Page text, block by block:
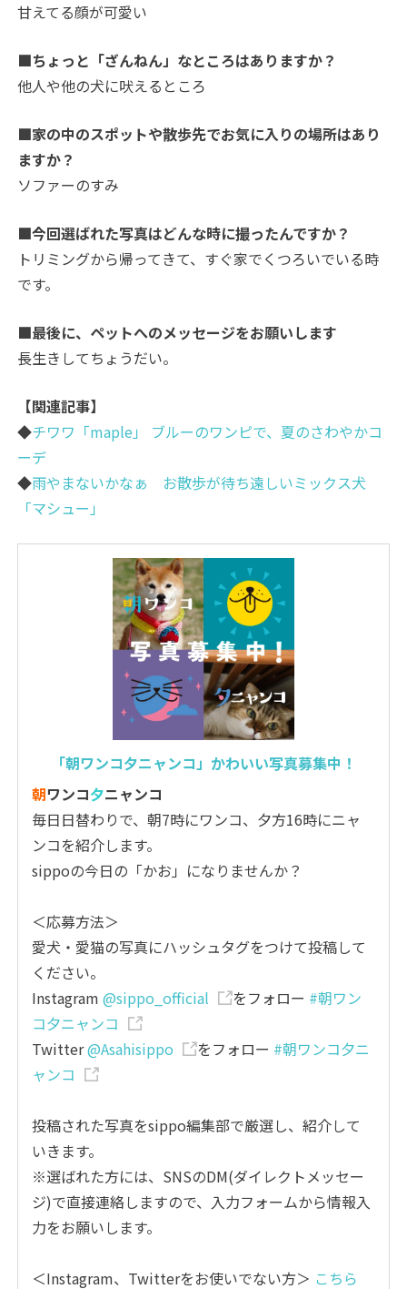
甘えてる顔が可愛い
■ちょっと「ざんねん」なところはありますか？
他人や他の犬に吠えるところ
■家の中のスポットや散歩先でお気に入りの場所はあり
ますか？
ソファーのすみ
■今回選ばれた写真はどんな時に撮ったんですか？
トリミングから帰ってきて、すぐ家でくつろいでいる時
です。
■最後に、ペットへのメッセージをお願いします
長生きしてちょうだい。
【関連記事】
◆チワワ「maple」 ブルーのワンピで、夏のさわやかコ
ーデ
◆雨やまないかなぁ お散歩が待ち遠しいミックス犬
「マシュー」
「朝ワンコ夕ニャンコ」かわいい写真募集中！
朝ワンコ夕ニャンコ
毎日日替わりで、朝7時にワンコ、夕方16時にニャ
ンコを紹介します。
sippoの今日の「かお」になりませんか？
＜応募方法＞
愛犬・愛猫の写真にハッシュタグをつけて投稿して
ください。
Instagram@sippo_official をフォロー #朝ワン
コ夕ニャンコ
Twitter@Asahisippo をフォロー #朝ワンコ夕ニ
ャンコ
投稿された写真をsippo編集部で厳選し、紹介して
いきます。
※選ばれた方には、SNSのDM(ダイレクトメッセー
ジ)で直接連絡しますので、入力フォームから情報入
力をお願いします。
＜Instagram、Twitterをお使いでない方＞ こちら